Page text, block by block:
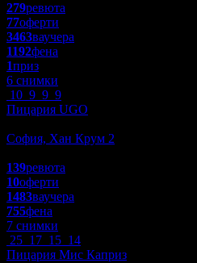
279ревюта
77оферти
3463ваучера
1192фена
1приз
6 снимки
10 9 9 9
Пицария UGO
София, Хан Крум 2
139ревюта
10оферти
1483ваучера
755фена
7 снимки
25 17 15 14
Пицария Мис Каприз